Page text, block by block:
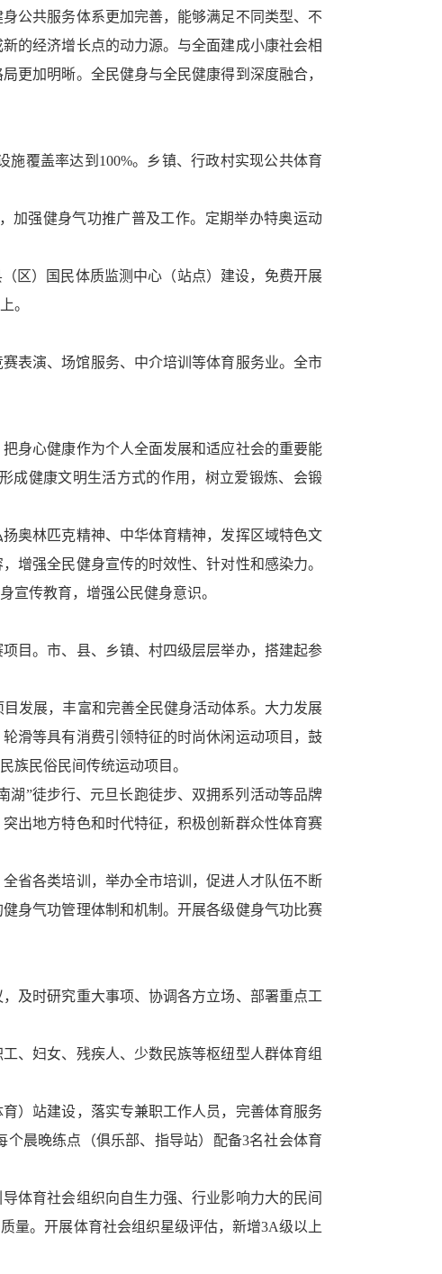
公共服务体系更加完善，能够满足不同类型、不
的经济增长点的动力源。与全面建成小康社会相
更加明晰。全民健身与全民健康得到深度融合，
覆盖率达到100%。乡镇、行政村实现公共体育
强健身气功推广普及工作。定期举办特奥运动
区）国民体质监测中心（站点）建设，免费开展
。
表演、场馆服务、中介培训等体育服务业。全市
身心健康作为个人全面发展和适应社会的重要能
成健康文明生活方式的作用，树立爱锻炼、会锻
奥林匹克精神、中华体育精神，发挥区域特色文
增强全民健身宣传的时效性、针对性和感染力。
宣传教育，增强公民健身意识。
目。市、县、乡镇、村四级层层举办，搭建起参
发展，丰富和完善全民健身活动体系。大力发展
滑等具有消费引领特征的时尚休闲运动项目，鼓
族民俗民间传统运动项目。
湖”徒步行、元旦长跑徒步、双拥系列活动等品牌
出地方特色和时代特征，积极创新群众性体育赛
省各类培训，举办全市培训，促进人才队伍不断
身气功管理体制和机制。开展各级健身气功比赛
及时研究重大事项、协调各方立场、部署重点工
、妇女、残疾人、少数民族等枢纽型人群体育组
）站建设，落实专兼职工作人员，完善体育服务
晨晚练点（俱乐部、指导站）配备3名社会体育
体育社会组织向自生力强、行业影响力大的民间
量。开展体育社会组织星级评估，新增3A级以上